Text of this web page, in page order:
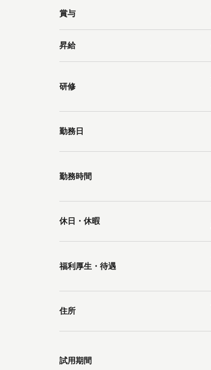
賞与
昇給
研修
勤務日
勤務時間
休日・休暇
福利厚生・待遇
住所
試用期間